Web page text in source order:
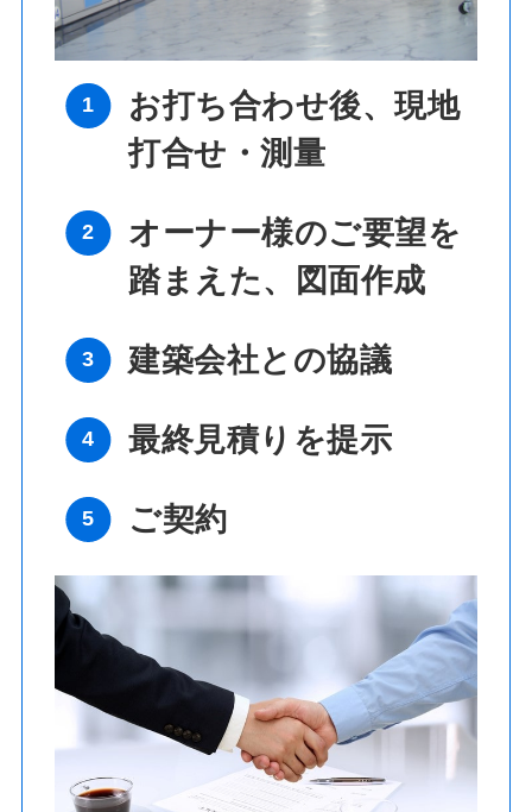
お打ち合わせ後、現地
打合せ・測量
オーナー様のご要望を
踏まえた、図面作成
建築会社との協議
最終見積りを提示
ご契約